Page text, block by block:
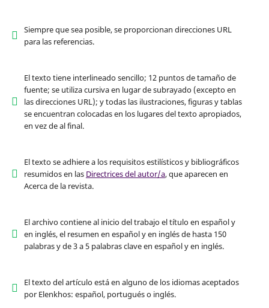
Siempre que sea posible, se proporcionan direcciones URL
para las referencias.
El texto tiene interlineado sencillo; 12 puntos de tamaño de
fuente; se utiliza cursiva en lugar de subrayado (excepto en
las direcciones URL); y todas las ilustraciones, figuras y tablas
se encuentran colocadas en los lugares del texto apropiados,
en vez de al final.
El texto se adhiere a los requisitos estilísticos y bibliográficos
resumidos en las Directrices del autor/a, que aparecen en
Acerca de la revista.
El archivo contiene al inicio del trabajo el título en español y
en inglés, el resumen en español y en inglés de hasta 150
palabras y de 3 a 5 palabras clave en español y en inglés.
El texto del artículo está en alguno de los idiomas aceptados
por Elenkhos: español, portugués o inglés.